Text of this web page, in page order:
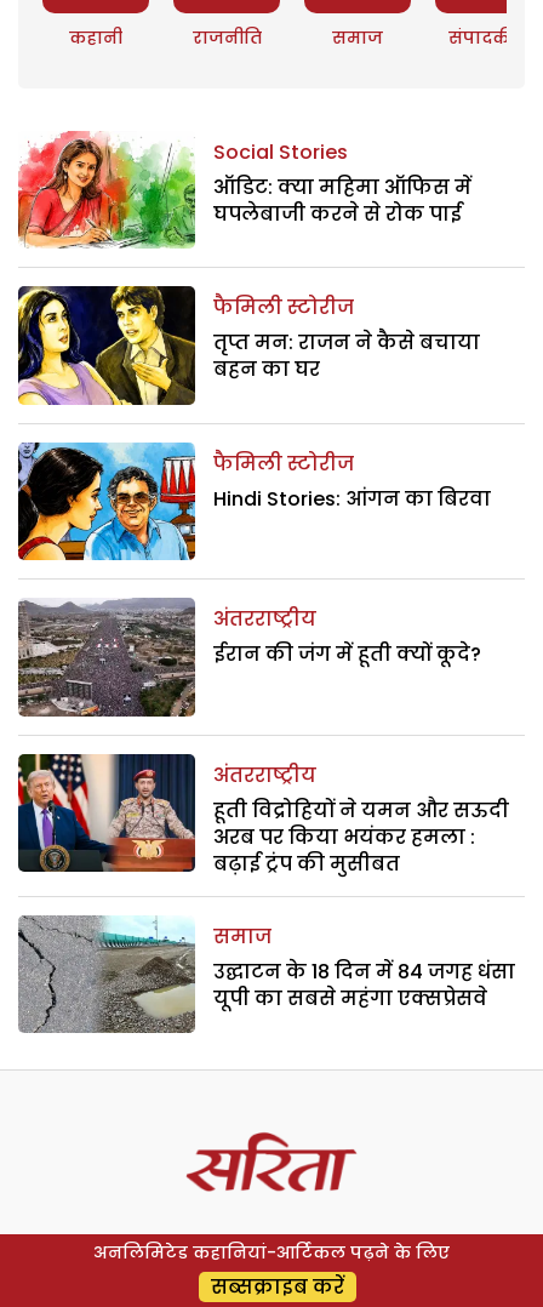
कहानी राजनीति समाज संपादकीय
Social Stories
ऑडिट: क्या महिमा ऑफिस में
घपलेबाजी करने से रोक पाई
फैमिली स्टोरीज
तृप्त मन: राजन ने कैसे बचाया
बहन का घर
फैमिली स्टोरीज
Hindi Stories: आंगन का बिरवा
अंतरराष्ट्रीय
ईरान की जंग में हूती क्यों कूदे?
अंतरराष्ट्रीय
हूती विद्रोहियों ने यमन और सऊदी
अरब पर किया भयंकर हमला :
बढ़ाई ट्रंप की मुसीबत
समाज
उद्घाटन के 18 दिन में 84 जगह धंसा
यूपी का सबसे महंगा एक्सप्रेसवे
अनलिमिटेड कहानियां-आर्टिकल पढ़ने के लिए
सब्सक्राइब करें